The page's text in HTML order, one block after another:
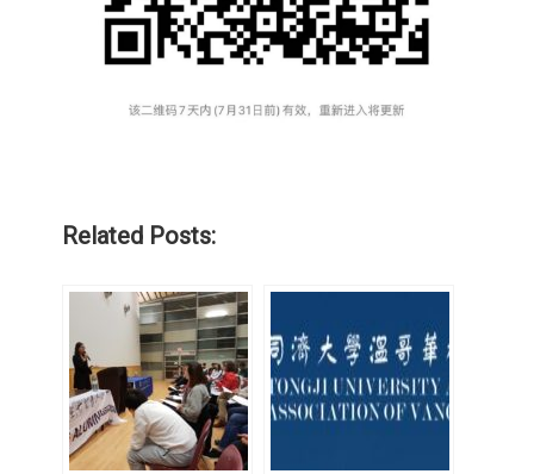
Related Posts: